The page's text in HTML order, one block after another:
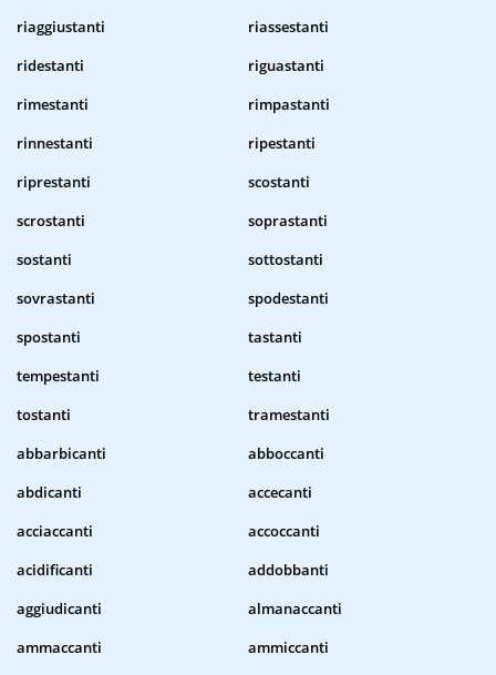
riaggiustanti
riassestanti
ridestanti
riguastanti
rimestanti
rimpastanti
rinnestanti
ripestanti
riprestanti
scostanti
scrostanti
soprastanti
sostanti
sottostanti
sovrastanti
spodestanti
spostanti
tastanti
tempestanti
testanti
tostanti
tramestanti
abbarbicanti
abboccanti
abdicanti
accecanti
acciaccanti
accoccanti
acidificanti
addobbanti
aggiudicanti
almanaccanti
ammaccanti
ammiccanti